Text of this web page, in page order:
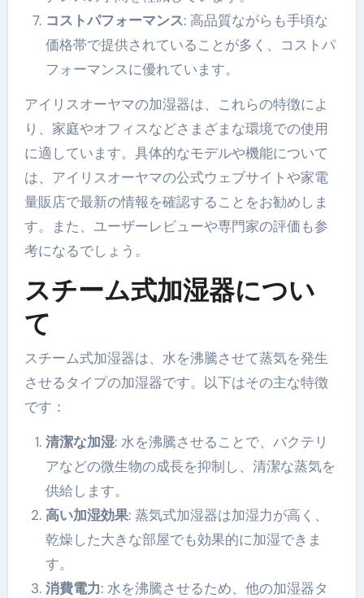
コストパフォーマンス: 高品質ながらも手頃な
価格帯で提供されていることが多く、コストパ
フォーマンスに優れています。
アイリスオーヤマの加湿器は、これらの特徴によ
り、家庭やオフィスなどさまざまな環境での使用
に適しています。具体的なモデルや機能について
は、アイリスオーヤマの公式ウェブサイトや家電
量販店で最新の情報を確認することをお勧めしま
す。また、ユーザーレビューや専門家の評価も参
考になるでしょう。
スチーム式加湿器につい
て
スチーム式加湿器は、水を沸騰させて蒸気を発生
させるタイプの加湿器です。以下はその主な特徴
です：
清潔な加湿: 水を沸騰させることで、バクテリ
アなどの微生物の成長を抑制し、清潔な蒸気を
供給します。
高い加湿効果: 蒸気式加湿器は加湿力が高く、
乾燥した大きな部屋でも効果的に加湿できま
す。
消費電力: 水を沸騰させるため、他の加湿器タ